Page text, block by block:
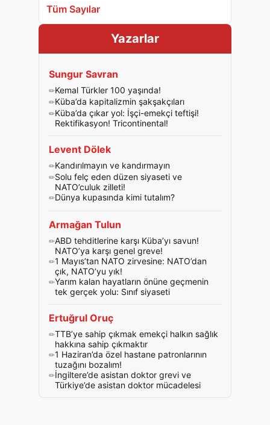
Tüm Sayılar
Yazarlar
Sungur Savran
Kemal Türkler 100 yaşında!
Küba’da kapitalizmin şakşakçıları
Küba’da çıkar yol: İşçi-emekçi teftişi!
Rektifikasyon! Tricontinental!
Levent Dölek
Kandırılmayın ve kandırmayın
Solu felç eden düzen siyaseti ve
NATO’culuk zilleti!
Dünya kupasında kimi tutalım?
Armağan Tulun
ABD tehditlerine karşı Küba’yı savun!
NATO’ya karşı genel greve!
1 Mayıs’tan NATO zirvesine: NATO’dan
çık, NATO’yu yık!
Yarım kalan hayatların önüne geçmenin
tek gerçek yolu: Sınıf siyaseti
Ertuğrul Oruç
TTB’ye sahip çıkmak emekçi halkın sağlık
hakkına sahip çıkmaktır
1 Haziran’da özel hastane patronlarının
tuzağını bozalım!
İngiltere’de asistan doktor grevi ve
Türkiye’de asistan doktor mücadelesi